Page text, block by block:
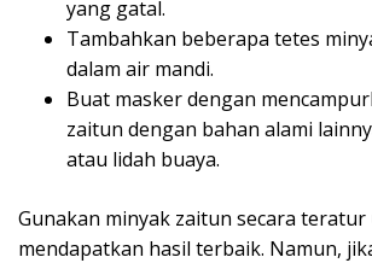
yang gatal.
Tambahkan beberapa tetes
dalam air mandi.
Buat masker dengan
zaitun dengan bahan alami
atau lidah buaya.
Gunakan minyak zaitun secara
mendapatkan hasil terbaik. Namun,